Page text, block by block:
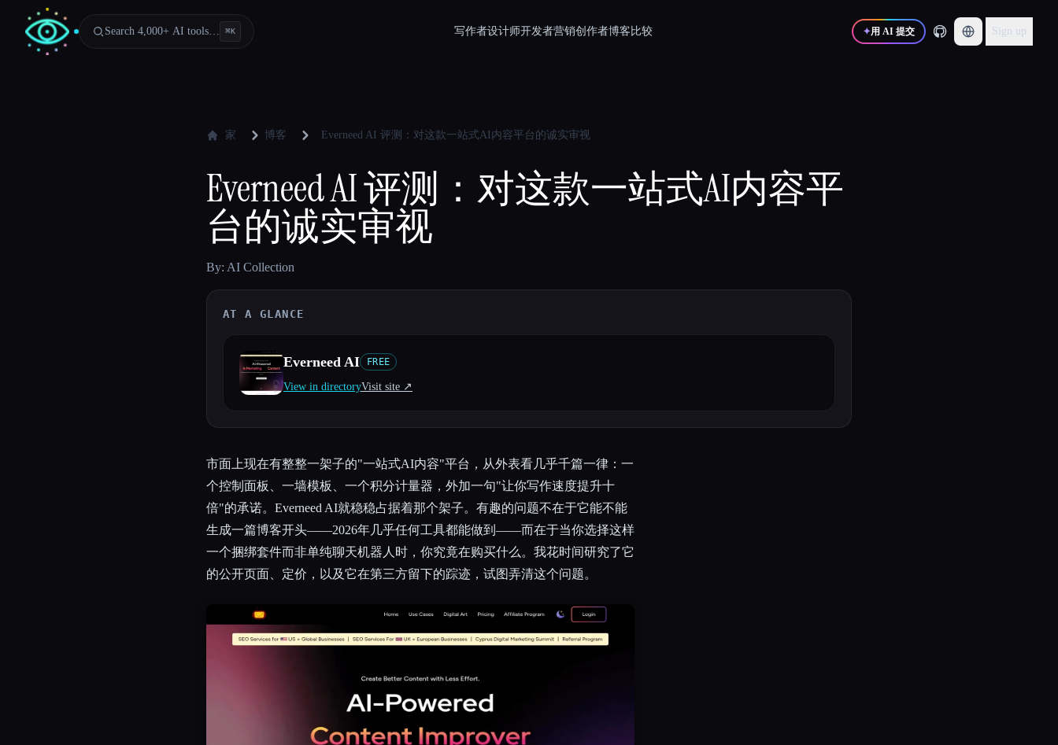
Search 4,000+ AI tools… ⌘K 写作者设计师开发者营销创作者博客 比较 ✦用 AI 提交 Sign up
家 博客 Everneed AI 评测：对这款一站式AI内容平台的诚实审视
Everneed AI 评测：对这款一站式AI内容平
台的诚实审视
By: AI Collection
AT A GLANCE
Everneed AI FREE
View in directoryVisit site ↗︎
市面上现在有整整一架子的"一站式AI内容"平台，从外表看几乎千篇一律：一
个控制面板、一墙模板、一个积分计量器，外加一句"让你写作速度提升十
倍"的承诺。Everneed AI就稳稳占据着那个架子。有趣的问题不在于它能不能
生成一篇博客开头——2026年几乎任何工具都能做到——而在于当你选择这样
一个捆绑套件而非单纯聊天机器人时，你究竟在购买什么。我花时间研究了它
的公开页面、定价，以及它在第三方留下的踪迹，试图弄清这个问题。